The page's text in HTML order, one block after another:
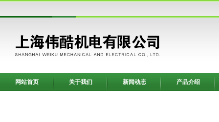
网站首页 关于我们 新闻动态 产品介绍